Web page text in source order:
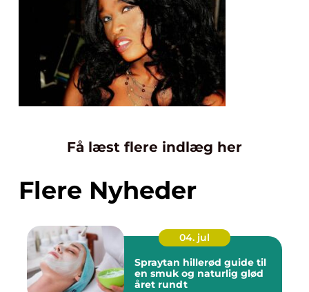
Få læst flere indlæg her
Flere Nyheder
04. jul
Spraytan hillerød guide til
en smuk og naturlig glød
året rundt